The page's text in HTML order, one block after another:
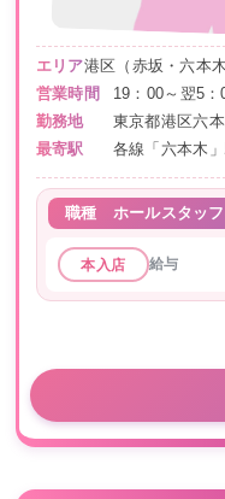
エリア港区（赤坂・六本木
営業時間
19：00～翌5：
勤務地
東京都港区六
最寄駅
各線「六本木
職種 ホールスタッ
本入店 給与